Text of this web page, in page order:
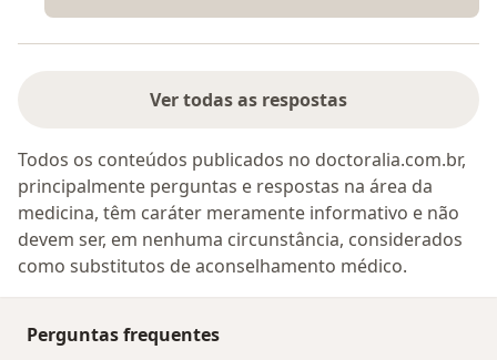
Ver todas as respostas
Todos os conteúdos publicados no doctoralia.com.br,
principalmente perguntas e respostas na área da
medicina, têm caráter meramente informativo e não
devem ser, em nenhuma circunstância, considerados
como substitutos de aconselhamento médico.
Perguntas frequentes